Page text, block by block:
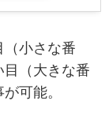
（小さな番
（大きな番
可能。